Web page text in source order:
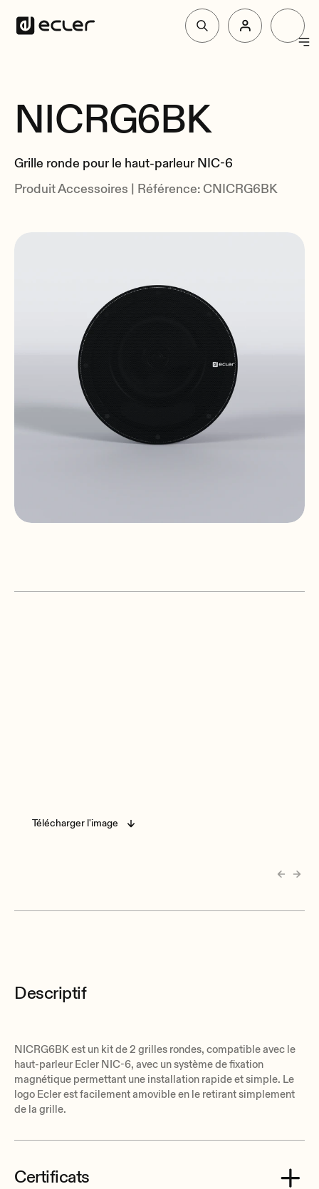
Solutions
Pourquoi Ecler
Soutien et communauté
Vue d'Ensemble
NICRG6BK
Grille ronde pour le haut-parleur NIC-6
Produit Accessoires | Référence: CNICRG6BK
Télécharger l'image
Descriptif
NICRG6BK est un kit de 2 grilles rondes, compatible avec le
haut-parleur Ecler NIC-6, avec un système de fixation
magnétique permettant une installation rapide et simple. Le
logo Ecler est facilement amovible en le retirant simplement
de la grille.
Certificats